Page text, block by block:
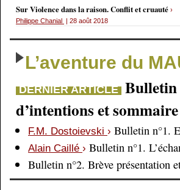
Sur Violence dans la raison. Conflit et cruauté ›
Philippe Chanial | 28 août 2018
L’aventure du
DERNIER ARTICLE Bulletin
d’intentions et sommaire
F.M. Dostoievski › Bulletin n°1.
Alain Caillé › Bulletin n°1.
Bulletin n°2. Brève présentation